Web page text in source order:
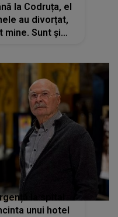
la Codruța, el
au divorțat,
mine. Sunt și
la spital
unui hotel